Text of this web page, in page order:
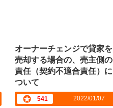
オーナーチェンジで貸家を
売却する場合の、売主側の
責任（契約不適合責任）に
ついて
541 2022/01/07